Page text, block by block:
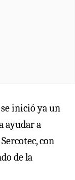
inició ya un
ayudar a
con
de la